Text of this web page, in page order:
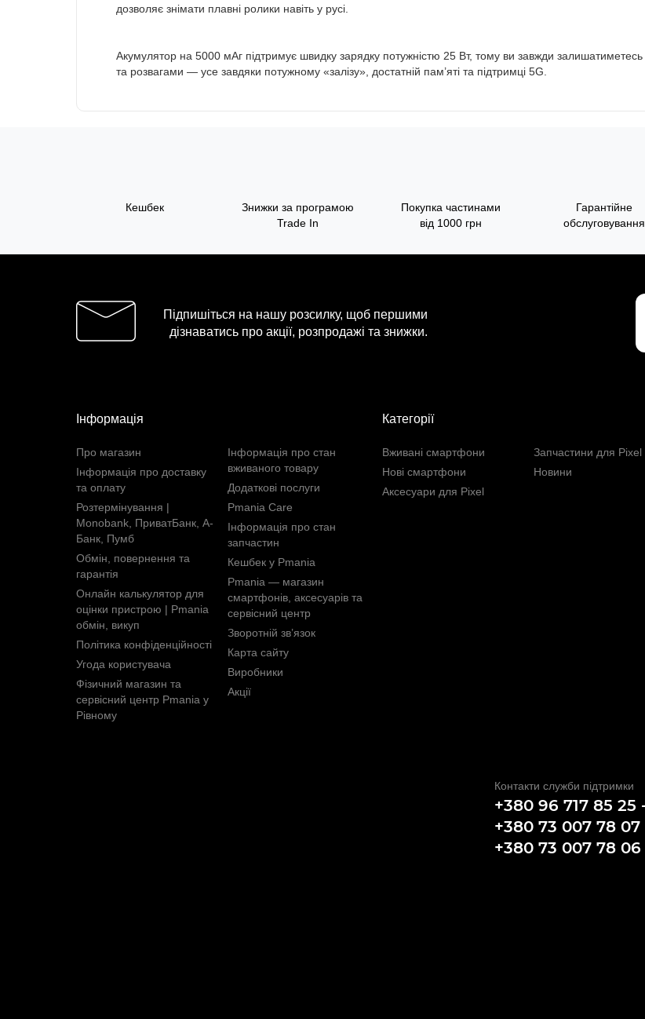
дозволяє знімати плавні ролики навіть у русі.
Акумулятор на 5000 мАг підтримує швидку зарядку потужністю 25 Вт, тому ви завжди
та розвагами — усе завдяки потужному «залізу», достатній пам’яті та підтримці 5G.
Кешбек
Знижки за програмою
Trade In
Покупка частинами
від 1000 грн
Гарантійне
обслуговування
Підпишіться на нашу розсилку, щоб першими
дізнаватись про акції, розпродажі та знижки.
Інформація
Про магазин
Інформація про доставку
та оплату
Розтермінування |
Monobank, ПриватБанк, А-
Банк, Пумб
Обмін, повернення та
гарантія
Онлайн калькулятор для
оцінки пристрою | Pmania
обмін, викуп
Політика конфіденційності
Угода користувача
Фізичний магазин та
сервісний центр Pmania у
Рівному
Інформація про стан
вживаного товару
Додаткові послуги
Pmania Care
Інформація про стан
запчастин
Кешбек у Pmania
Pmania — магазин
смартфонів, аксесуарів та
сервісний центр
Зворотній зв’язок
Карта сайту
Виробники
Акції
Категорії
Вживані смартфони
Нові смартфони
Аксесуари для Pixel
Запчастини для Pixel
Новини
Контакти служби підтримки
+380 96 717 85 25
+380 73 007 78
+380 73 007 78 06